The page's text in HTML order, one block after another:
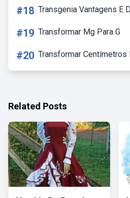
#18 Transgenia Vantagens E
#19 Transformar Mg Para G
#20 Transformar Centímetros
Related Posts